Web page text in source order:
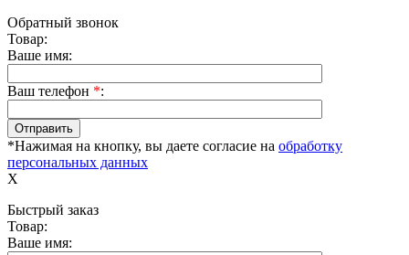
Обратный звонок
Товар:
Ваше имя:
Ваш телефон *:
*Нажимая на кнопку, вы даете согласие на обработку
персональных данных
X
Быстрый заказ
Товар:
Ваше имя: